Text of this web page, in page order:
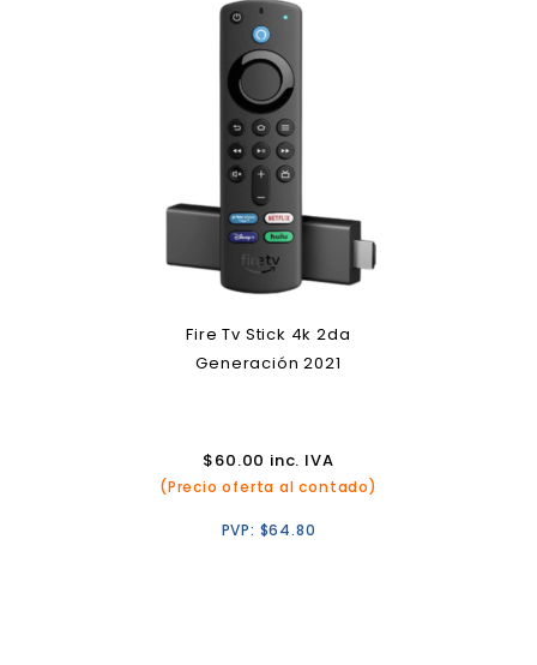
Fire Tv Stick 4k 2da
Generación 2021
$60.00 inc. IVA
(Precio oferta al contado)
PVP: $64.80